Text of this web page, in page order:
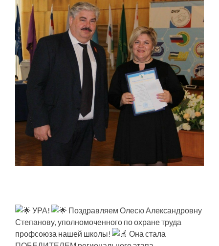
УРА!
Поздравляем Олесю Александровну
Степанову, уполномоченного по охране труда
профсоюза нашей школы!
Она стала